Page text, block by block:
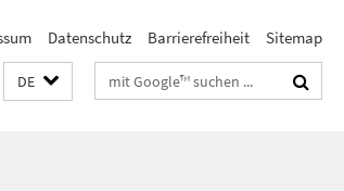
Datenschutz Barrierefreiheit Sitemap
DE Suchbegriffe